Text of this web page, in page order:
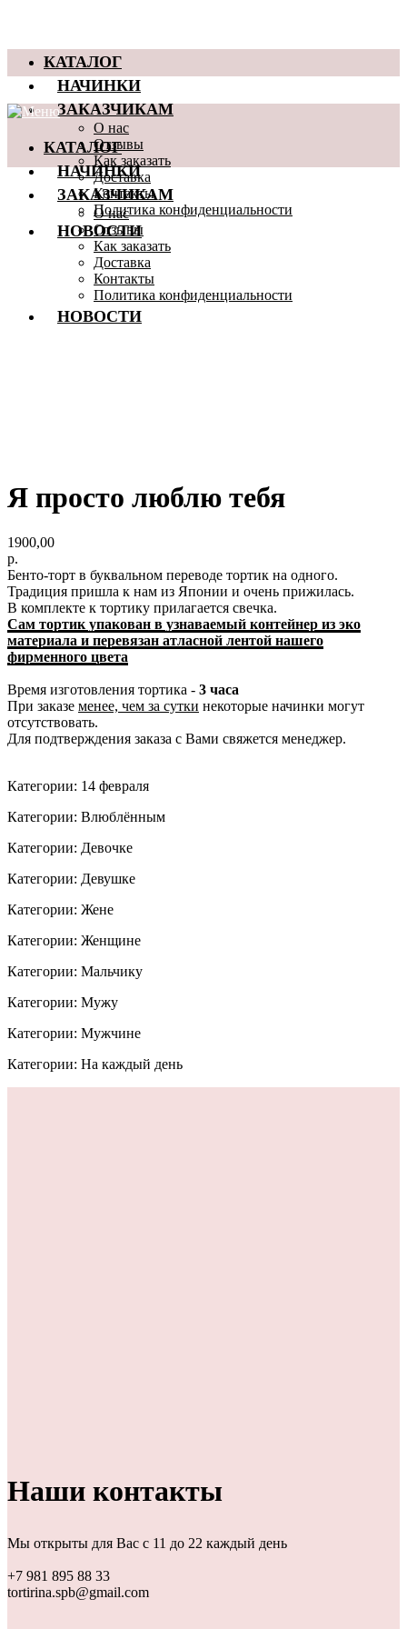
КАТАЛОГ
НАЧИНКИ
ЗАКАЗЧИКАМ
О нас
Отзывы
Как заказать
Доставка
Контакты
Политика конфиденциальности
НОВОСТИ
КАТАЛОГ
НАЧИНКИ
ЗАКАЗЧИКАМ
О нас
Отзывы
Как заказать
Доставка
Контакты
Политика конфиденциальности
НОВОСТИ
Я просто люблю тебя
1900,00
р.
Бенто-торт в буквальном переводе тортик на одного.
Традиция пришла к нам из Японии и очень прижилась.
В комплекте к тортику прилагается свечка.
Сам тортик упакован в узнаваемый контейнер из эко
материала и перевязан атласной лентой нашего
фирменного цвета
Время изготовления тортика - 3 часа
При заказе менее, чем за сутки некоторые начинки могут
отсутствовать.
Для подтверждения заказа с Вами свяжется менеджер.
Категории: 14 февраля
Категории: Влюблённым
Категории: Девочке
Категории: Девушке
Категории: Жене
Категории: Женщине
Категории: Мальчику
Категории: Мужу
Категории: Мужчине
Категории: На каждый день
Наши контакты
Мы открыты для Вас с 11 до 22 каждый день
+7 981 895 88 33
tortirina.spb@gmail.com